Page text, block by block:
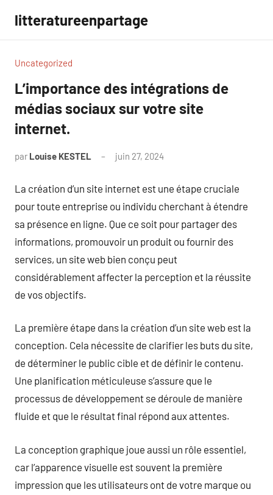
contenu
litteratureenpartage
Uncategorized
L’importance des intégrations de
médias sociaux sur votre site
internet.
par Louise KESTEL juin 27, 2024
La création d’un site internet est une étape cruciale
pour toute entreprise ou individu cherchant à étendre
sa présence en ligne. Que ce soit pour partager des
informations, promouvoir un produit ou fournir des
services, un site web bien conçu peut
considérablement affecter la perception et la réussite
de vos objectifs.
La première étape dans la création d’un site web est la
conception. Cela nécessite de clarifier les buts du site,
de déterminer le public cible et de définir le contenu.
Une planification méticuleuse s’assure que le
processus de développement se déroule de manière
fluide et que le résultat final répond aux attentes.
La conception graphique joue aussi un rôle essentiel,
car l’apparence visuelle est souvent la première
impression que les utilisateurs ont de votre marque ou